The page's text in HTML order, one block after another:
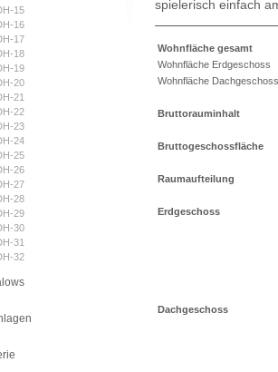
spielerisch einfach
Wohnfläche gesamt
Wohnfläche Erdgeschoss
Wohnfläche Dachgeschoss
Bruttorauminhalt
Bruttogeschossfläche
Raumaufteilung
Erdgeschoss
Dachgeschoss
15
16
17
18
19
20
21
22
23
24
25
26
27
28
29
30
31
32